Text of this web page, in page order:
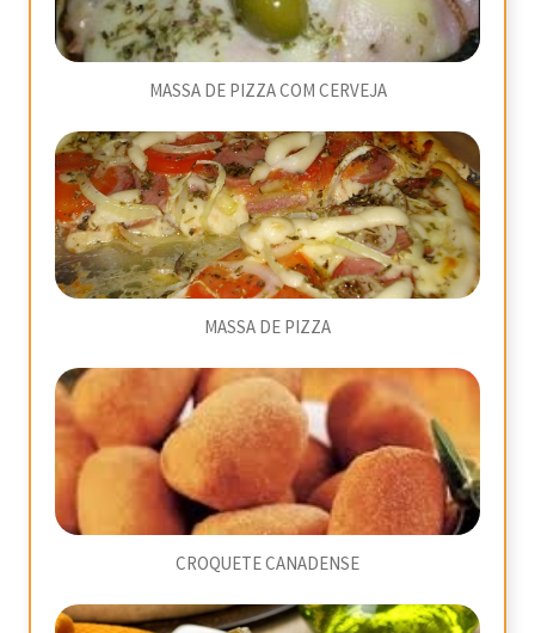
MASSA DE PIZZA COM CERVEJA
MASSA DE PIZZA
CROQUETE CANADENSE